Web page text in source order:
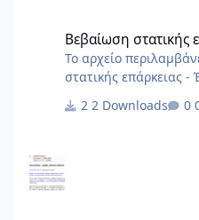
Βεβαίωση στατικής
Το αρχείο περιλαμβάνει τα
στατικής επάρκειας - Έκθεση Αυτοψίας - Δήλωση
2 Downloads